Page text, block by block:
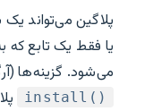
پلاگین می‌تواند
یا فقط یک تابع که
می‌شود. گزینه‌ها
install()‎